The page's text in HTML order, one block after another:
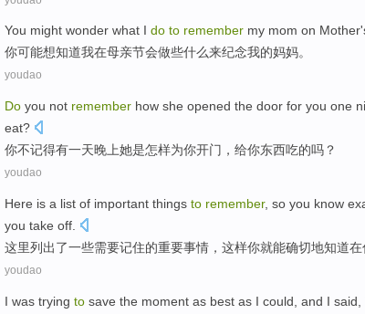
You might wonder what I do to remember my mom on
你可能想知道我在母亲节会做些什么来纪念我的妈妈。
youdao
Do you not remember how she opened the door for you one
eat?
你不记得有一天晚上她是怎样为你开门 ， 给你东西吃的吗？
youdao
Here is a list of important things to remember, so you know
you take off
这里列出了一些需要记住的重要事情 ， 这样你就能确切地知道在
youdao
I was trying to save the moment as best as I could , and I said